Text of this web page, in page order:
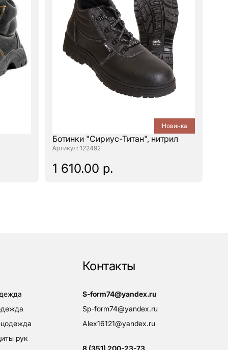
Новинка
Ботинки "Сириус-Титан", нитрил
: 122492
1 610.00 р.
рук
Контакты
s-form74@yandex.ru
sp-form74@yandex.ru
alex16121@yandex.ru
8 (351) 200-23-73